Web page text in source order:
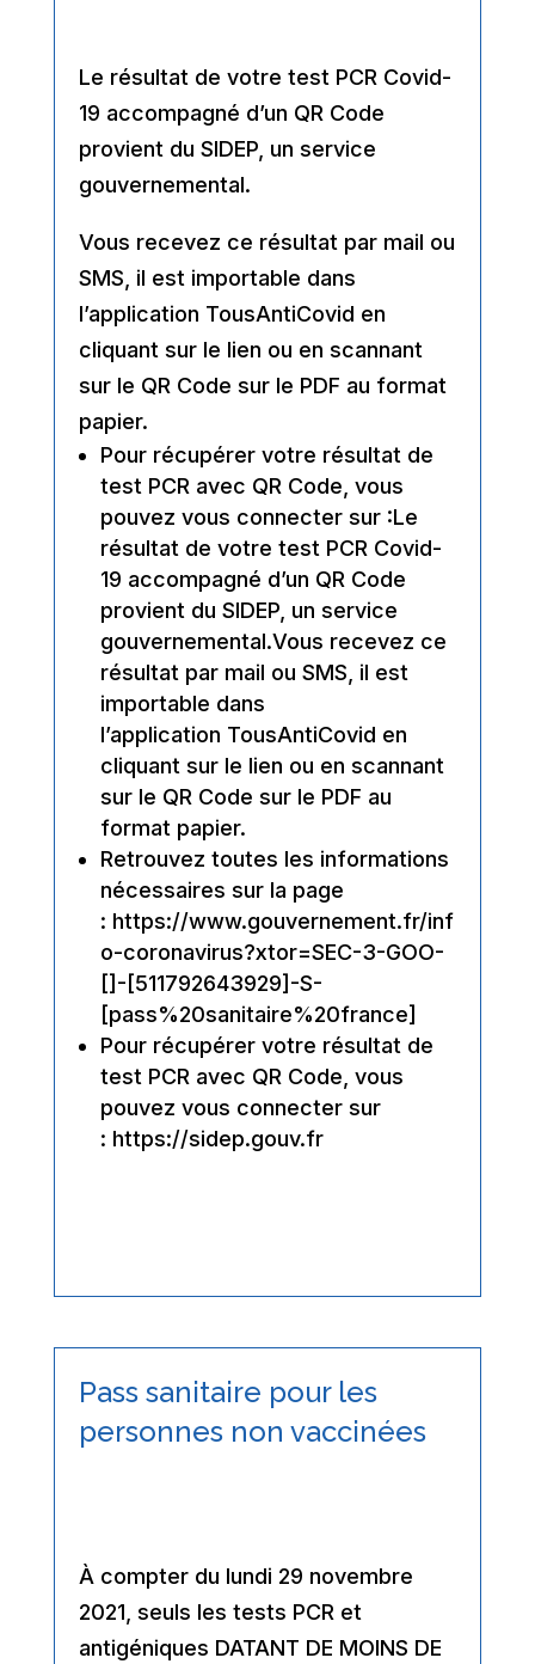
Le résultat de votre test PCR Covid-
19 accompagné d’un QR Code
provient du SIDEP, un service
gouvernemental.
Vous recevez ce résultat par mail ou
SMS , il est importable dans
l’application TousAntiCovid en
cliquant sur le lien ou en scannant
sur le QR Code sur le PDF au format
papier.
Pour récupérer votre résultat de
test PCR avec QR Code, vous
pouvez vous connecter sur :Le
résultat de votre test PCR Covid-
19 accompagné d’un QR Code
provient du SIDEP, un service
gouvernemental.Vous recevez ce
résultat par mail ou SMS , il est
importable dans
l’application TousAntiCovid en
cliquant sur le lien ou en scannant
sur le QR Code sur le PDF au
format papier.
Retrouvez toutes les informations
nécessaires sur la page
: https://www.gouvernement.fr/inf
o-coronavirus?xtor=SEC-3-GOO-
[]-[511792643929]-S-
[pass%20sanitaire%20france]
Pour récupérer votre résultat de
test PCR avec QR Code, vous
pouvez vous connecter sur
: https://sidep.gouv.fr
Pass sanitaire pour les
personnes non vaccinées
À compter du lundi 29 novembre
2021 , seuls les tests PCR et
antigéniques DATANT DE MOINS DE